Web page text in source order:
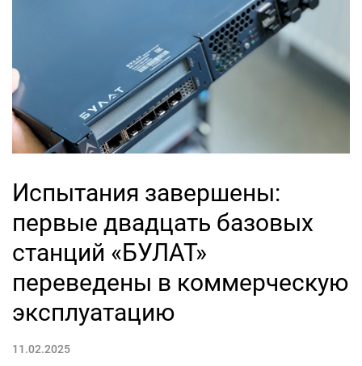
Испытания завершены:
первые двадцать базовых
станций «БУЛАТ»
переведены в коммерческую
эксплуатацию
11.02.2025